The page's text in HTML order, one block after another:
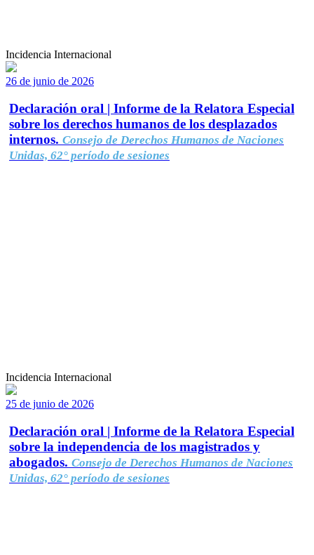
Incidencia Internacional
26 de junio de 2026
Declaración oral | Informe de la Relatora Especial
sobre los derechos humanos de los desplazados
internos. Consejo de Derechos Humanos de Naciones
Unidas, 62° período de sesiones
Incidencia Internacional
25 de junio de 2026
Declaración oral | Informe de la Relatora Especial
sobre la independencia de los magistrados y
abogados. Consejo de Derechos Humanos de Naciones
Unidas, 62° período de sesiones